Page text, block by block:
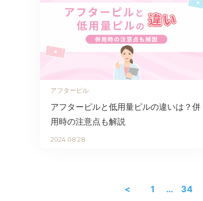
アフターピル
アフターピルと低用量ピルの違いは？併
用時の注意点も解説
2024.08.28
< 1 … 34